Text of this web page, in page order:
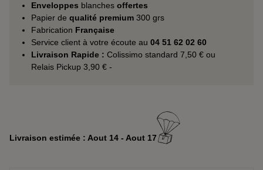
Enveloppes blanches offertes
Papier de qualité premium 300 grs
Fabrication Française
Service client à votre écoute au 04 51 62 02 60
Livraison Rapide : Colissimo standard 7,50 € ou
Relais Pickup 3,90 € -
Livraison estimée : Aout 14 - Aout 17